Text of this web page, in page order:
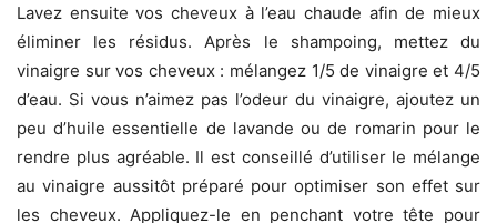
Lavez ensuite vos cheveux à l’eau chaude afin de mieux
éliminer les résidus. Après le shampoing, mettez du
vinaigre sur vos cheveux : mélangez 1/5 de vinaigre et 4/5
d’eau. Si vous n’aimez pas l’odeur du vinaigre, ajoutez un
peu d’huile essentielle de lavande ou de romarin pour le
rendre plus agréable. Il est conseillé d’utiliser le mélange
au vinaigre aussitôt préparé pour optimiser son effet sur
les cheveux. Appliquez-le en penchant votre tête pour